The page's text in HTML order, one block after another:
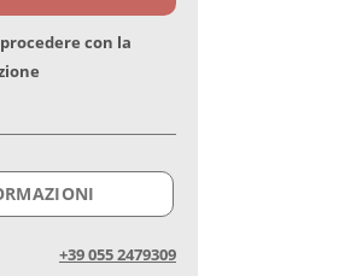
con la
+39 055 2479309